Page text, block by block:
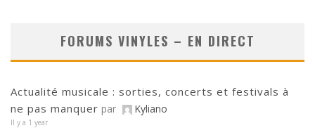
FORUMS VINYLES – EN DIRECT
Actualité musicale : sorties, concerts et festivals à
ne pas manquer par Kyliano
Il y a 1 year